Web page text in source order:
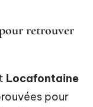
retrouver
Locafontaine
pour